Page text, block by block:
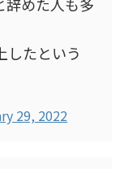
したという
29, 2022